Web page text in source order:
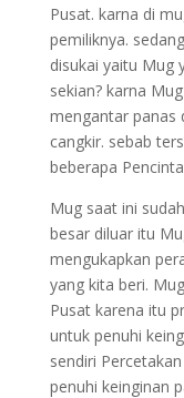
Pusat. karna di
pemiliknya.
disukai yaitu Mug
sekian? karna
mengantar panas
cangkir. sebab
beberapa
Mug saat ini
besar diluar itu
mengukapkan
yang kita beri.
Pusat karena itu
untuk penuhi
sendiri
penuhi keinginan